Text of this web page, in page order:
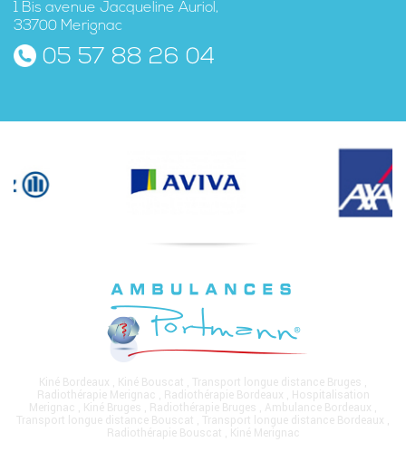
1 Bis avenue Jacqueline Auriol,
33700 Merignac
05 57 88 26 04
Kiné Bordeaux , Kiné Bouscat , Transport longue distance Bruges ,
Radiothérapie Merignac , Radiothérapie Bordeaux , Hospitalisation
Merignac , Kiné Bruges , Radiothérapie Bruges , Ambulance Bordeaux ,
Transport longue distance Bouscat , Transport longue distance Bordeaux ,
Radiothérapie Bouscat , Kiné Merignac